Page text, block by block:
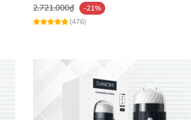
2.721.000₫
-21%
(476)